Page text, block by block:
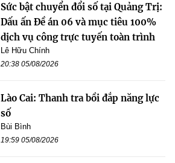
Sức bật chuyển đổi số tại Quảng Trị:
Dấu ấn Đề án 06 và mục tiêu 100%
dịch vụ công trực tuyến toàn trình
Lê Hữu Chính
20:38 05/08/2026
Lào Cai: Thanh tra bồi đắp năng lực
số
Bùi Bình
19:59 05/08/2026